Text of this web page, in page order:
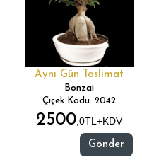
Aynı Gün Taslimat
Bonzai
Çiçek Kodu: 2042
2500,0TL+KDV
Gönder